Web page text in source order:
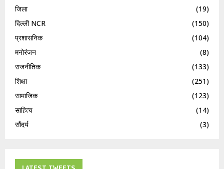
जिला
(19)
दिल्ली NCR
(150)
प्रशासनिक
(104)
मनोरंजन
(8)
राजनीतिक
(133)
शिक्षा
(251)
सामाजिक
(123)
साहित्य
(14)
सौंदर्य
(3)